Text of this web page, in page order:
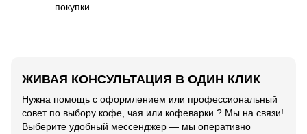
покупки.
ЖИВАЯ КОНСУЛЬТАЦИЯ В ОДИН КЛИК
Нужна помощь с оформлением или профессиональный
совет по выбору кофе, чая или кофеварки ? Мы на связи!
Выберите удобный мессенджер — мы оперативно